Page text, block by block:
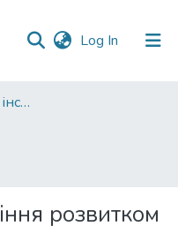
Log In (current)
Навчально-науковий інститут економіки, управління, права та інформаційних технологій
розвитком